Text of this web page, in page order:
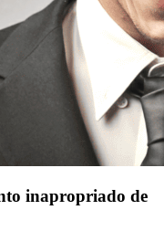
inapropriado de